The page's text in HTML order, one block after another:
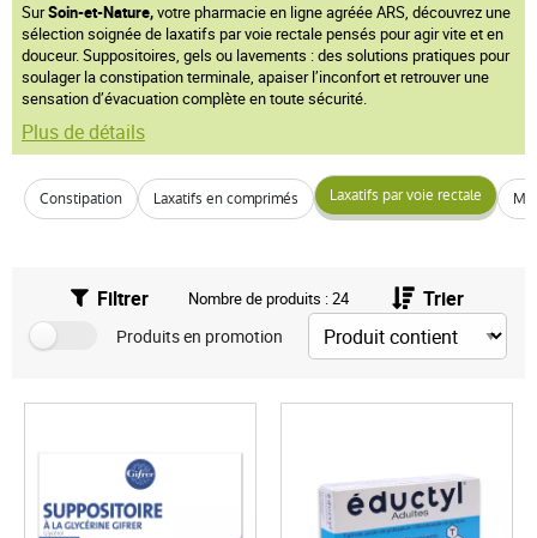
SurSoin-et-Nature,votre pharmacie en ligne agréée ARS, découvrez une
sélection soignée de laxatifs par voie rectale pensés pour agir vite et en
douceur. Suppositoires, gels ou lavements : des solutions pratiques pour
soulager la constipation terminale, apaiser l’inconfort et retrouver une
sensation d’évacuation complète en toute sécurité.
Plus de détails
Constipation Laxatifs en comprimés Laxatifs par voie rectale
Filtrer Nombre de produits : 24 Trier
Produits en promotion